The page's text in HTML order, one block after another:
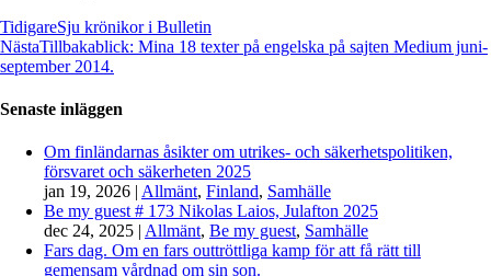
TidigareSju krönikor i Bulletin
NästaTillbakablick: Mina 18 texter på engelska på sajten Medium juni-
september 2014.
Senaste inläggen
Om finländarnas åsikter om utrikes- och säkerhetspolitiken,
försvaret och säkerheten 2025
jan 19, 2026 | Allmänt, Finland, Samhälle
Be my guest # 173 Nikolas Laios, Julafton 2025
dec 24, 2025 | Allmänt, Be my guest, Samhälle
Fars dag. Om en fars outtröttliga kamp för att få rätt till
gemensam vårdnad om sin son.